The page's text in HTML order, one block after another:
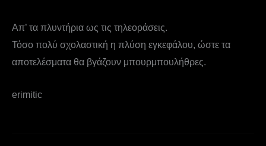
Απ’ τα πλυντήρια ως τις τηλεοράσεις.
Τόσο πολύ σχολαστική η πλύση εγκεφάλου, ώστε τα
αποτελέσματα θα βγάζουν μπουρμπουλήθρες.
erimitic